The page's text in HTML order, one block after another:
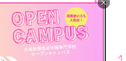
CONTACT
0120-78-2501